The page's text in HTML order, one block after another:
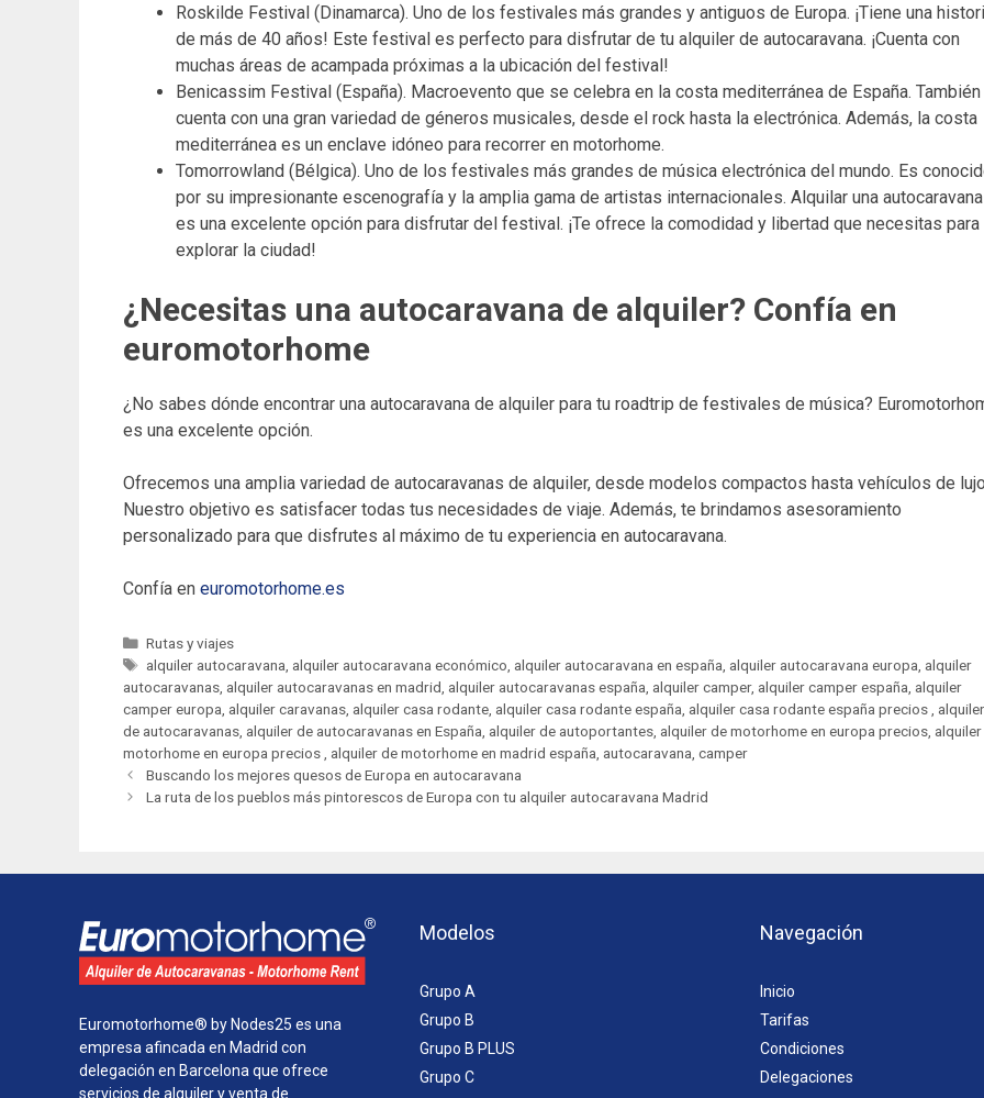
Roskilde Festival (Dinamarca). Uno de los festivales más grandes y antiguos de Europa. ¡Tiene una
de más de 40 años! Este festival es perfecto para disfrutar de tu alquiler de autocaravana. ¡Cuenta con
muchas áreas de acampada próximas a la ubicación del festival!
Benicassim Festival (España). Macroevento que se celebra en la costa mediterránea de España. También
cuenta con una gran variedad de géneros musicales, desde el rock hasta la electrónica. Además, la costa
mediterránea es un enclave idóneo para recorrer en motorhome.
Tomorrowland (Bélgica). Uno de los festivales más grandes de música electrónica del mundo. Es
por su impresionante escenografía y la amplia gama de artistas internacionales. Alquilar una autocaravana
es una excelente opción para disfrutar del festival. ¡Te ofrece la comodidad y libertad que necesitas para
explorar la ciudad!
¿Necesitas una autocaravana de alquiler? Confía en
euromotorhome
¿No sabes dónde encontrar una autocaravana de alquiler para tu roadtrip de festivales de música?
es una excelente opción.
Ofrecemos una amplia variedad de autocaravanas de alquiler, desde modelos compactos hasta vehículos de
Nuestro objetivo es satisfacer todas tus necesidades de viaje. Además, te brindamos asesoramiento
personalizado para que disfrutes al máximo de tu experiencia en autocaravana.
Confía en euromotorhome.es
C
a
t
e
g
o
r
í
Rutas y viajes
E
t
i
q
u
e
t
alquiler autocaravana alquiler autocaravana económico alquiler autocaravana en españa alquiler autocaravana europa alquiler
autocaravanas alquiler autocaravanas en madrid alquiler autocaravanas españa alquiler camper, alquiler camper españa alquiler
camper europa alquiler caravanas alquiler casa rodante alquiler casa rodante españa alquiler casa rodante españa precios ‌‌
alquiler
de autocaravanas alquiler de autocaravanas en España alquiler de autoportantes alquiler de motorhome en europa precios
motorhome en europa precios ‌
alquiler de motorhome en madrid españa autocaravana camper
N
a
i
ó
n
Buscando los mejores quesos de Europa en autocaravana
La ruta de los pueblos más pintorescos de Europa con tu alquiler autocaravana Madrid
Euromotorhome® by Nodes25 es una
empresa afincada en Madrid con
delegación en Barcelona que ofrece
servicios de alquiler y venta de
Modelos
Grupo A
Grupo B
Grupo B PLUS
Grupo C
Navegación
Inicio
Tarifas
Condiciones
Delegaciones